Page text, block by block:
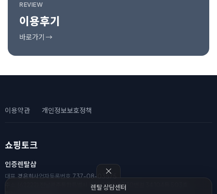
REVIEW
이용후기
바로가기 →
이용약관 개인정보보호정책
쇼핑토크
인증렌탈샵
대표경은희사업자등록번호737-08-03575
주소
(62222) 전남광주통합특별시 광산구 풍영로330번길 34 104동 503호
렌탈 상담센터